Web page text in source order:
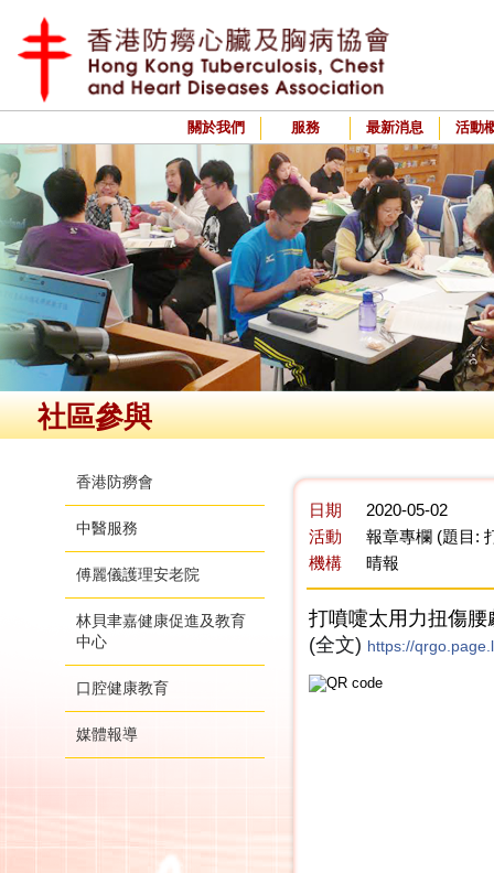
關於我們 服務 最新消息 活動
社區參與
香港防癆會
中醫服務
傅麗儀護理安老院
林貝聿嘉健康促進及教育
中心
口腔健康教育
媒體報導
日期
2020-05-02
活動
報章專欄 (題目:
機構
晴報
打噴嚏太用力扭傷
(全文) https://